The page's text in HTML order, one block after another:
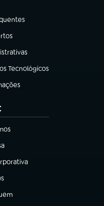
nova aba)
aba)
Tecnológicos
aba)
aba)
nova aba)
nova aba)
aba)